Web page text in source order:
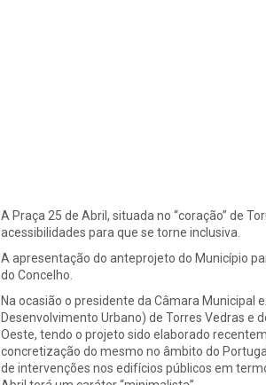
A Praça 25 de Abril, situada no “coração” de
acessibilidades para que se torne inclusiva.
A apresentação do anteprojeto do Município
do Concelho.
Na ocasião o presidente da Câmara Municipal
Desenvolvimento Urbano) de Torres Vedras e
Oeste, tendo o projeto sido elaborado
concretização do mesmo no âmbito do
de intervenções nos edifícios públicos em